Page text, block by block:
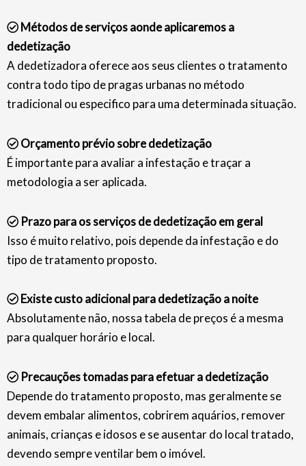
Métodos de serviços aonde aplicaremos a
dedetização
A dedetizadora oferece aos seus clientes o tratamento
contra todo tipo de pragas urbanas no método
tradicional ou especifico para uma determinada situação.
Orçamento prévio sobre dedetização
É importante para avaliar a infestação e traçar a
metodologia a ser aplicada.
Prazo para os serviços de dedetização em geral
Isso é muito relativo, pois depende da infestação e do
tipo de tratamento proposto.
Existe custo adicional para dedetização a noite
Absolutamente não, nossa tabela de preços é a mesma
para qualquer horário e local.
Precauções tomadas para efetuar a dedetização
Depende do tratamento proposto, mas geralmente se
devem embalar alimentos, cobrirem aquários, remover
animais, crianças e idosos e se ausentar do local tratado,
devendo sempre ventilar bem o imóvel.